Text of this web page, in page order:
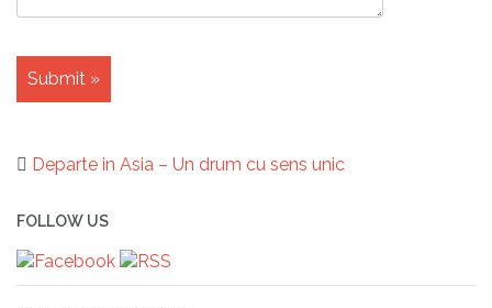
Departe in Asia – Un drum cu sens unic
Post
navigation
FOLLOW US